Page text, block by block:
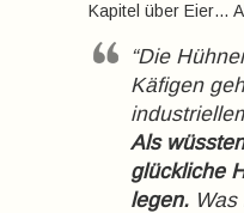
Kapitel über Eier…
“Die
Käfigen
Als
glückliche
legen.